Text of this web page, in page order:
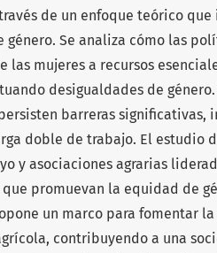
de un enfoque teórico que
Se analiza cómo las
mujeres a recursos
desigualdades de
barreras significativas,
doble de trabajo. El estudio
y asociaciones agrarias
promuevan la equidad de
un marco para fomentar
contribuyendo a una